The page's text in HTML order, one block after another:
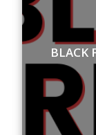
BLACK